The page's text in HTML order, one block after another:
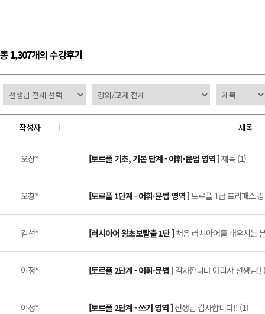
총 1,307개의 수강후기
작성자 제목
오상* [토르플 기초, 기본 단계 - 어휘·문법 영역 ]제목 (1)
오창* [토르플 1단계 - 어휘·문법 영역 ] 토르플 1급 프리패스
김선* [러시아어 왕초보탈출 1탄 ] 처음 러시아어를 배우시는
이정* [토르플 2단계 - 어휘·문법 ] 감사합니다 아리샤 선생님!!
이정* [토르플 2단계 - 쓰기 영역 ] 선생님 감사합니다!! (1)